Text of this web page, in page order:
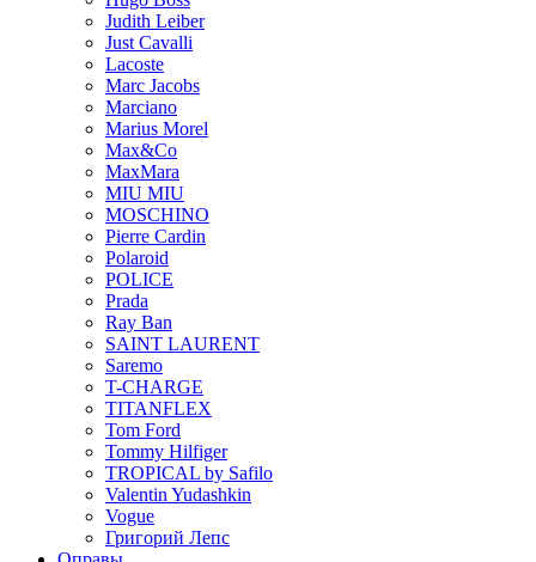
Judith Leiber
Just Cavalli
Lacoste
Marc Jacobs
Marciano
Marius Morel
Max&Co
MaxMara
MIU MIU
MOSCHINO
Pierre Cardin
Polaroid
POLICE
Prada
Ray Ban
SAINT LAURENT
Saremo
T-CHARGE
TITANFLEX
Tom Ford
Tommy Hilfiger
TROPICAL by Safilo
Valentin Yudashkin
Vogue
Григорий Лепс